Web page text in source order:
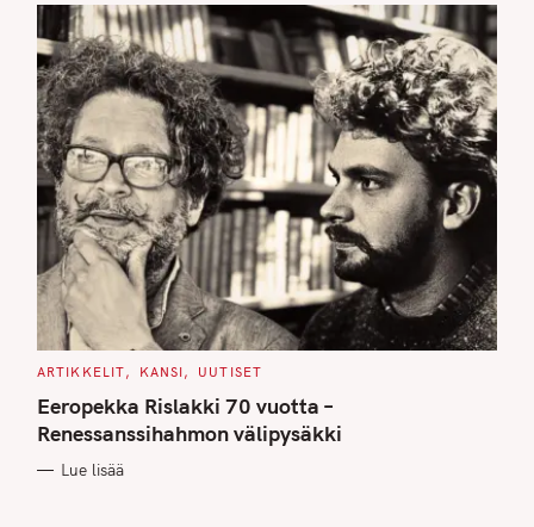
C
T
E
G
O
I
ARTIKKELIT KANSI UUTISET
Eeropekka Rislakki 70 vuotta –
Renessanssihahmon välipysäkki
Lue lisää